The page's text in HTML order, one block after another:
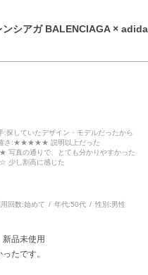
ンシアガ BALENCIAGA ×
:探していたデザイン・モデルだったから
さ :★★★★★ 説明以上だった
真の通りで、とても分かりやすかった
し割高に感じた
用回数:始めて 年代:50代 性別:男性
品未使用
たです。